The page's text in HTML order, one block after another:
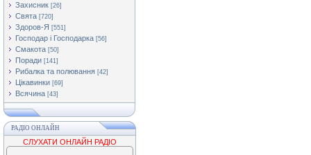
Захисник [26]
Свята [720]
Здоров-Я [551]
Господар і Господарка [56]
Смакота [50]
Поради [141]
Рибалка та полювання [42]
Цікавинки [69]
Всячина [43]
РАДІО ОНЛАЙН
СЛУХАТИ ОНЛАЙН РАДІО